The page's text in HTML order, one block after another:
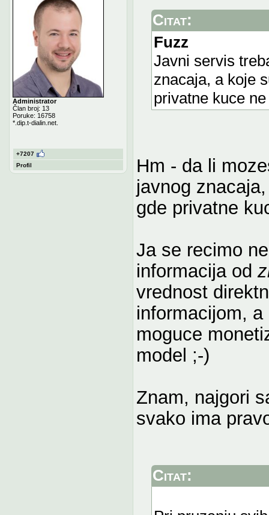
Administrator
Član broj: 13
Poruke: 16758
*.dip.t-dialin.net.
+7207
Profil
Citat:
Fuzz
Javni servis
znacaja, a koje
privatne kuce
Hm - da li
javnog
gde privatne
Ja se recimo
informacija od
vrednost
informacijom,
moguce
model ;-)
Znam, najgori
svako ima
Citat: